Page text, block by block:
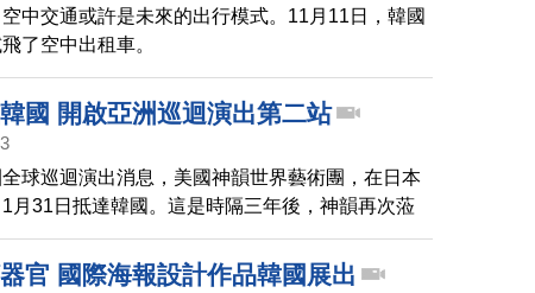
中交通或許是未來的出行模式。11月11日，韓國
了空中出租車。
國 開啟亞洲巡迴演出第二站
球巡迴演出消息，美國神韻世界藝術團，在日本
月31日抵達韓國。這是時隔三年後，神韻再次蒞
相當激動。
官 國際海報設計作品韓國展出